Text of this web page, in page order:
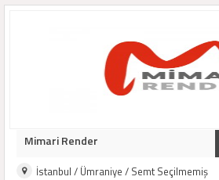
Mimari Render
İstanbul / Ümraniye / Semt Seçilmemiş